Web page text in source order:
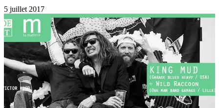
5 juillet 2017